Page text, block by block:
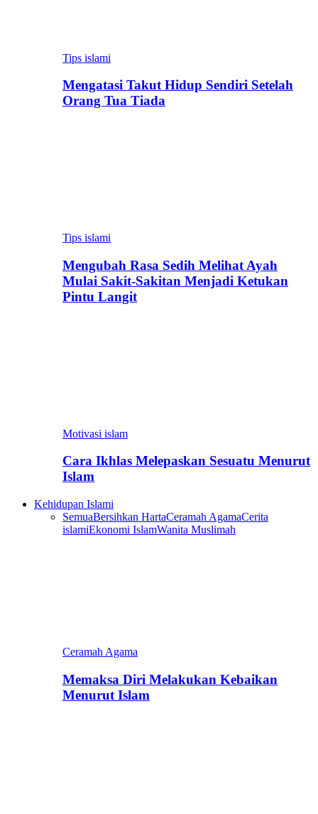
Tips islami
Mengatasi Takut Hidup Sendiri Setelah
Orang Tua Tiada
Tips islami
Mengubah Rasa Sedih Melihat Ayah
Mulai Sakit-Sakitan Menjadi Ketukan
Pintu Langit
Motivasi islam
Cara Ikhlas Melepaskan Sesuatu Menurut
Islam
Kehidupan Islami
SemuaBersihkan HartaCeramah AgamaCerita
islamiEkonomi IslamWanita Muslimah
Ceramah Agama
Memaksa Diri Melakukan Kebaikan
Menurut Islam